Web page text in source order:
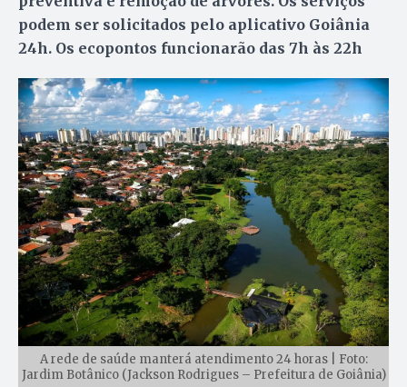
podem ser solicitados pelo aplicativo Goiânia
24h. Os ecopontos funcionarão das 7h às 22h
A rede de saúde manterá atendimento 24 horas | Foto:
Jardim Botânico (Jackson Rodrigues – Prefeitura de Goiânia)